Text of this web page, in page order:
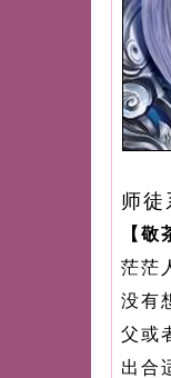
师徒
【
茫茫
没有
父或
出合